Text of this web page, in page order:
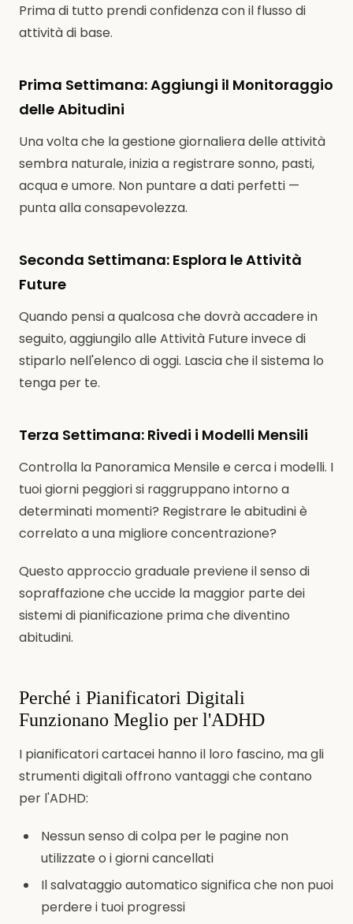
Prima di tutto prendi confidenza con il flusso di
attività di base.
Prima Settimana: Aggiungi il Monitoraggio
delle Abitudini
Una volta che la gestione giornaliera delle attività
sembra naturale, inizia a registrare sonno, pasti,
acqua e umore. Non puntare a dati perfetti —
punta alla consapevolezza.
Seconda Settimana: Esplora le Attività
Future
Quando pensi a qualcosa che dovrà accadere in
seguito, aggiungilo alle Attività Future invece di
stiparlo nell'elenco di oggi. Lascia che il sistema lo
tenga per te.
Terza Settimana: Rivedi i Modelli Mensili
Controlla la Panoramica Mensile e cerca i modelli. I
tuoi giorni peggiori si raggruppano intorno a
determinati momenti? Registrare le abitudini è
correlato a una migliore concentrazione?
Questo approccio graduale previene il senso di
sopraffazione che uccide la maggior parte dei
sistemi di pianificazione prima che diventino
abitudini.
Perché i Pianificatori Digitali
Funzionano Meglio per l'ADHD
I pianificatori cartacei hanno il loro fascino, ma gli
strumenti digitali offrono vantaggi che contano
per l'ADHD:
Nessun senso di colpa per le pagine non
utilizzate o i giorni cancellati
Il salvataggio automatico significa che non puoi
perdere i tuoi progressi